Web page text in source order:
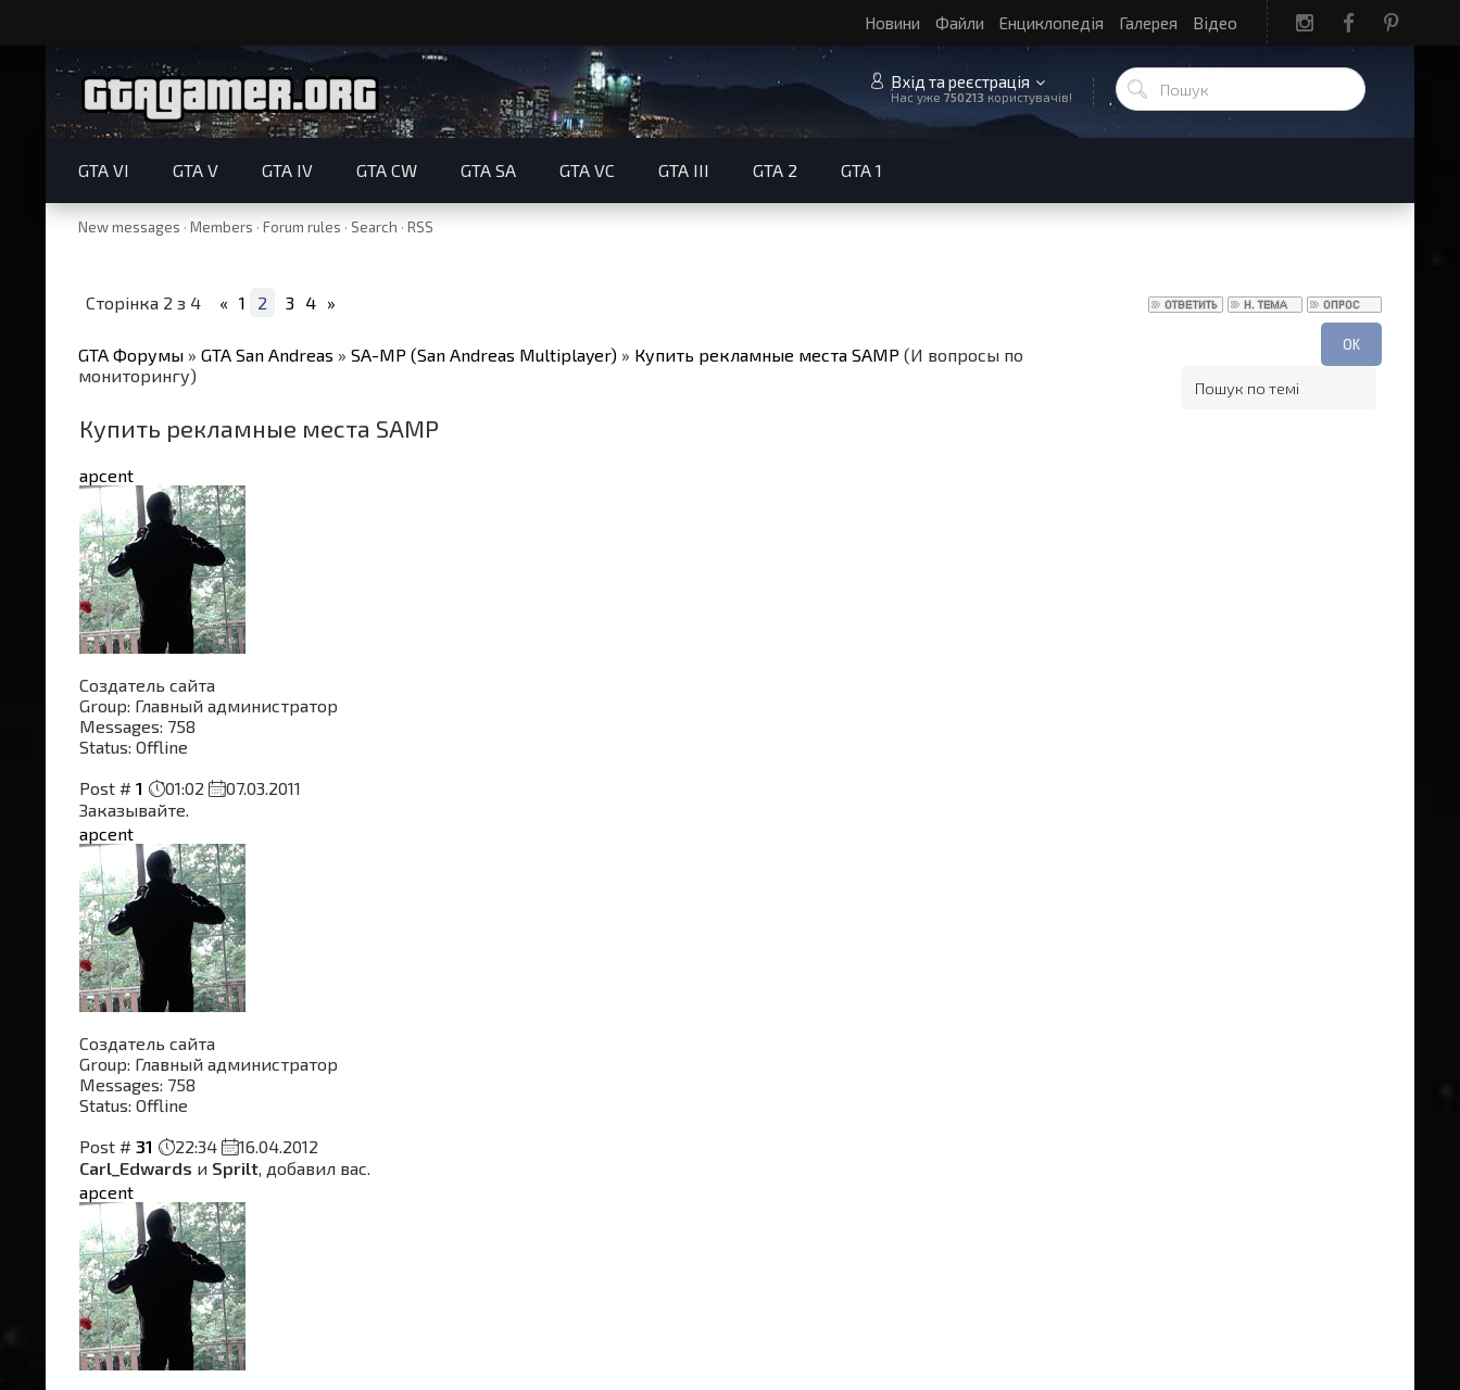
Новини Файли Енциклопедія Галерея Відео
Вхід та реєстрація
Нас уже 750213 користувачів!
GTA VI GTA V GTA IV GTA CW GTA SA GTA VC GTA III GTA 2 GTA 1
New messages · Members · Forum rules · Search · RSS
Сторінка 2 з 4 « 1 2 3 4 »
GTA Форумы » GTA San Andreas » SA-MP (San Andreas Multiplayer) » Купить рекламные места SAMP (И вопросы по
мониторингу)
Купить рекламные места SAMP
apcent
Создатель сайта
Group: Главный администратор
Messages: 758
Status: Offline
Post # 1 01:02
07.03.2011
Заказывайте.
apcent
Создатель сайта
Group: Главный администратор
Messages: 758
Status: Offline
Post # 31 22:34
16.04.2012
Carl_Edwards и Sprilt, добавил вас.
apcent